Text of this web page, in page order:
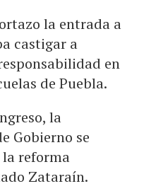
la entrada a
castigar a
en
de Puebla.
la
Gobierno se
reforma
Zataraín.